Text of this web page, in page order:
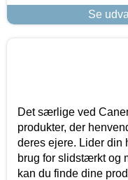
Se
Det særlige ved
produkter, der
deres ejere. Lider din
brug for slidstærkt og
kan du finde dine